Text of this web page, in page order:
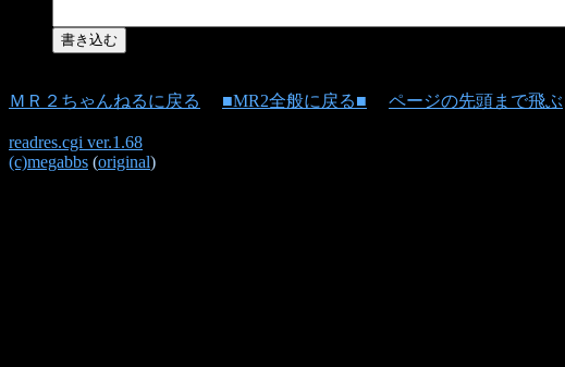
ＭＲ２ちゃんねるに戻る ■MR2全般に戻る■ ページの先頭まで飛ぶ
readres.cgi ver.1.68
(c)megabbs (original)